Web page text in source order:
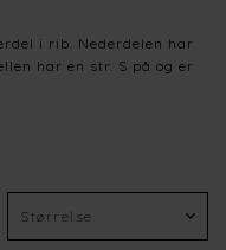
i rib. Nederdelen har
har en str. S på og er
D. Chocolate